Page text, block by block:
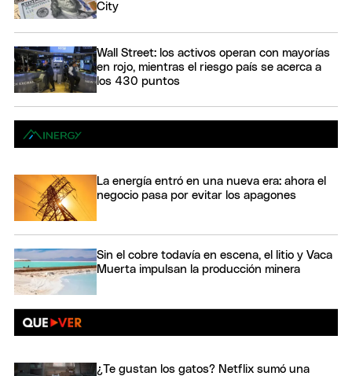
City
Wall Street: los activos operan con mayorías
en rojo, mientras el riesgo país se acerca a
los 430 puntos
La energía entró en una nueva era: ahora el
negocio pasa por evitar los apagones
Sin el cobre todavía en escena, el litio y Vaca
Muerta impulsan la producción minera
¿Te gustan los gatos? Netflix sumó una